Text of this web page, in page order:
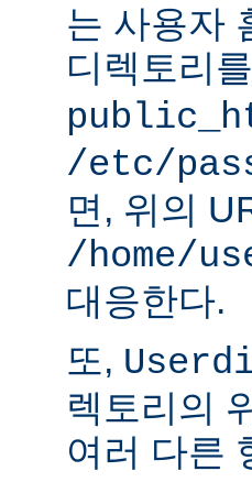
는 사용자
디렉토리
/etc/
면, 위의
/home/
대응한다.
또,
렉토리의
여러 다른